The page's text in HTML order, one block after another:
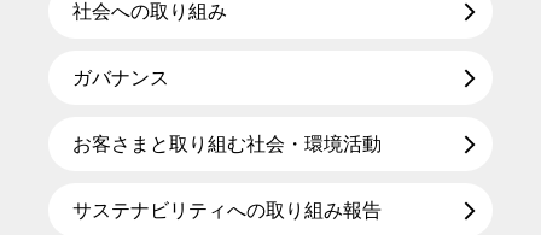
社会への取り組み
ガバナンス
お客さまと取り組む社会・環境活動
サステナビリティへの取り組み報告